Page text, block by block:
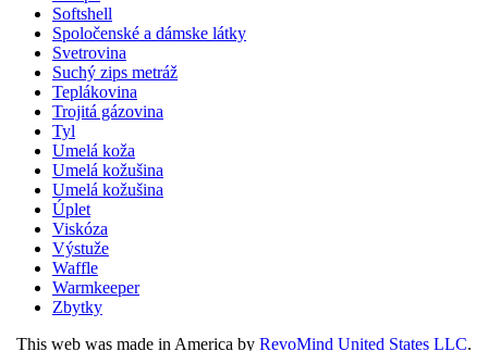
Softshell
Spoločenské a dámske látky
Svetrovina
Suchý zips metráž
Teplákovina
Trojitá gázovina
Tyl
Umelá koža
Umelá kožušina
Umelá kožušina
Úplet
Viskóza
Výstuže
Waffle
Warmkeeper
Zbytky
This web was made in America by RevoMind United States LLC.